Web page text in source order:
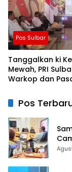
Pos Sulbar
Tanggalkan ki
Mewah, PRI
Warkop dan
Pos